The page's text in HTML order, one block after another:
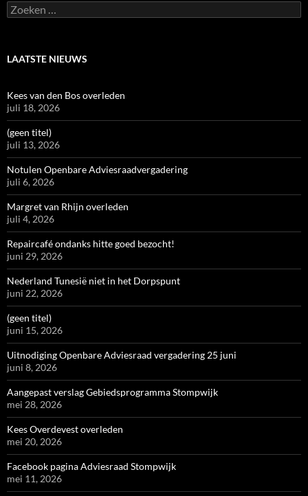
Zoeken
naar:
LAATSTE NIEUWS
Kees van den Bos overleden
juli 18, 2026
(geen titel)
juli 13, 2026
Notulen Openbare Adviesraadvergadering
juli 6, 2026
Margret van Rhijn overleden
juli 4, 2026
Repaircafé ondanks hitte goed bezocht!
juni 29, 2026
Nederland Tunesië niet in het Dorpspunt
juni 22, 2026
(geen titel)
juni 15, 2026
Uitnodiging Openbare Adviesraad vergadering 25 juni
juni 8, 2026
Aangepast verslag Gebiedsprogramma Stompwijk
mei 28, 2026
Kees Overdevest overleden
mei 20, 2026
Facebook pagina Adviesraad Stompwijk
mei 11, 2026